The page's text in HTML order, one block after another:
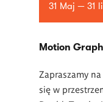
31 Maj — 31
Motion
Zapraszamy
się w